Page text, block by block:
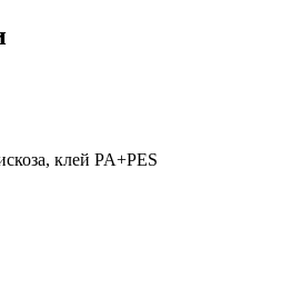
клей PA+PES